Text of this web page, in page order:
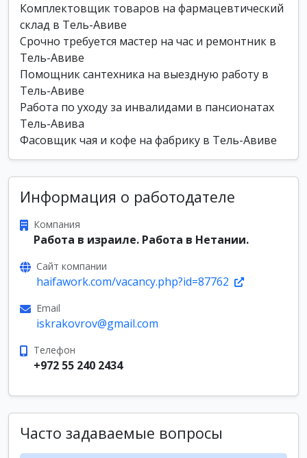
Комплектовщик товаров на фармацевтический
склад в Тель-Авиве
Срочно требуется мастер на час и ремонтник в
Тель-Авиве
Помощник сантехника на выездную работу в
Тель-Авиве
Работа по уходу за инвалидами в пансионатах
Тель-Авива
Фасовщик чая и кофе на фабрику в Тель-Авиве
Информация о работодателе
Компания
Работа в израиле. Работа в Нетании.
Сайт компании
haifawork.com/vacancy.php?id=87762
Email
iskrakovrov@gmail.com
Телефон
+972 55 240 2434
Часто задаваемые вопросы